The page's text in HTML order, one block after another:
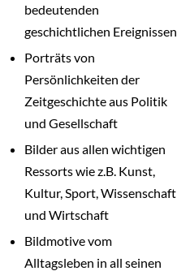
bedeutenden
geschichtlichen Ereignissen
Porträts von
Persönlichkeiten der
Zeitgeschichte aus Politik
und Gesellschaft
Bilder aus allen wichtigen
Ressorts wie z.B. Kunst,
Kultur, Sport, Wissenschaft
und Wirtschaft
Bildmotive vom
Alltagsleben in all seinen